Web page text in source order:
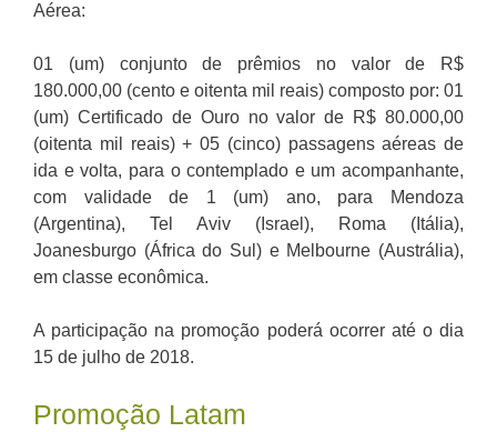
Aérea:
01 (um) conjunto de prêmios no valor de R$
180.000,00 (cento e oitenta mil reais) composto por: 01
(um) Certificado de Ouro no valor de R$ 80.000,00
(oitenta mil reais) + 05 (cinco) passagens aéreas de
ida e volta, para o contemplado e um acompanhante,
com validade de 1 (um) ano, para Mendoza
(Argentina), Tel Aviv (Israel), Roma (Itália),
Joanesburgo (África do Sul) e Melbourne (Austrália),
em classe econômica.
A participação na promoção poderá ocorrer até o dia
15 de julho de 2018.
Promoção Latam